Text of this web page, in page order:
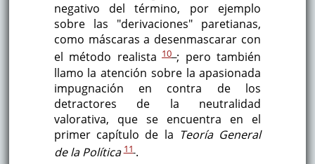
negativo del término, por ejemplo
sobre las "derivaciones" paretianas,
como máscaras a desenmascarar con
el método realista 10 ; pero también
llamo la atención sobre la apasionada
impugnación en contra de los
detractores de la neutralidad
valorativa, que se encuentra en el
primer capítulo de la Teoría General
de la Política 11 .